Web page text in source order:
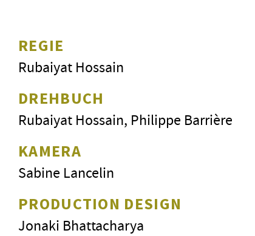
REGIE
Rubaiyat Hossain
DREHBUCH
Rubaiyat Hossain, Philippe Barrière
KAMERA
Sabine Lancelin
PRODUCTION DESIGN
Jonaki Bhattacharya